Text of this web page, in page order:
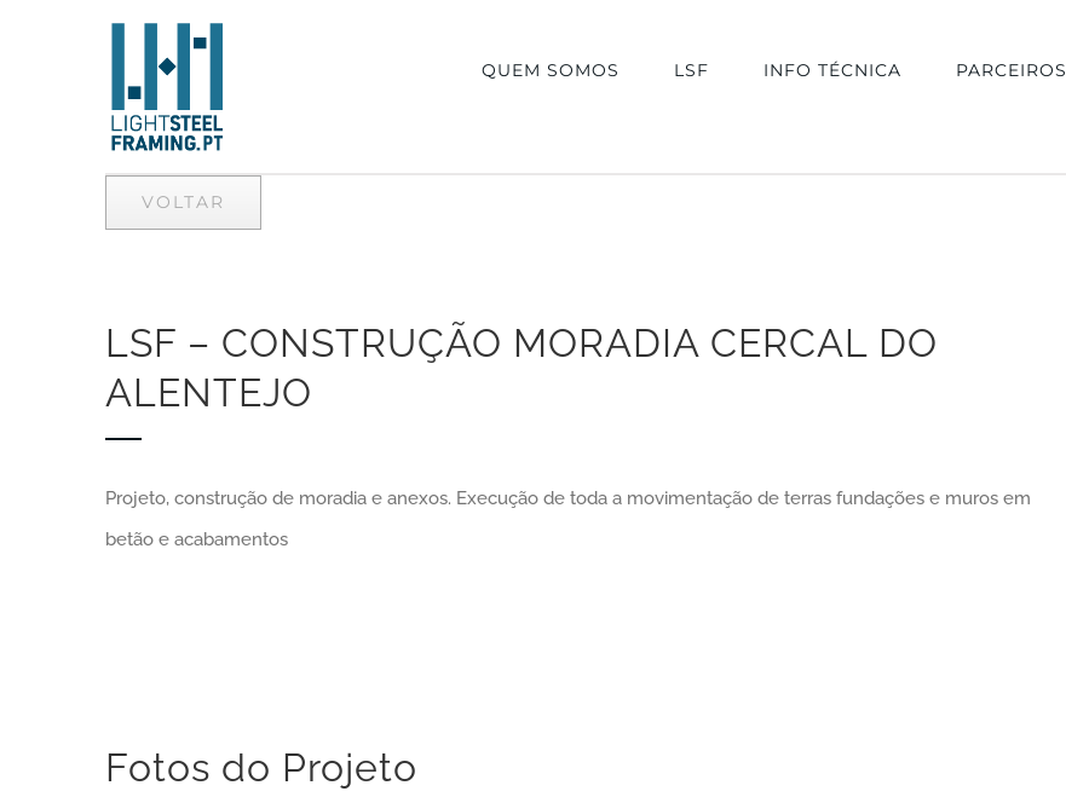
QUEM SOMOS LSF INFO TÉCNICA PARCEIROS
VOLTAR
LSF – CONSTRUÇÃO MORADIA CERCAL DO
ALENTEJO
Projeto, construção de moradia e anexos. Execução de toda a movimentação de terras fundações e muros em
betão e acabamentos
Fotos do Projeto